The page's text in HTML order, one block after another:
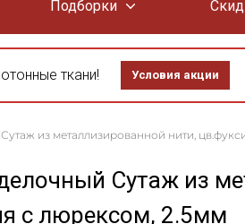
Подборки
ткани! Условия акции
из металлизированной нити,
Сутаж из
с люрексом, 2.5мм